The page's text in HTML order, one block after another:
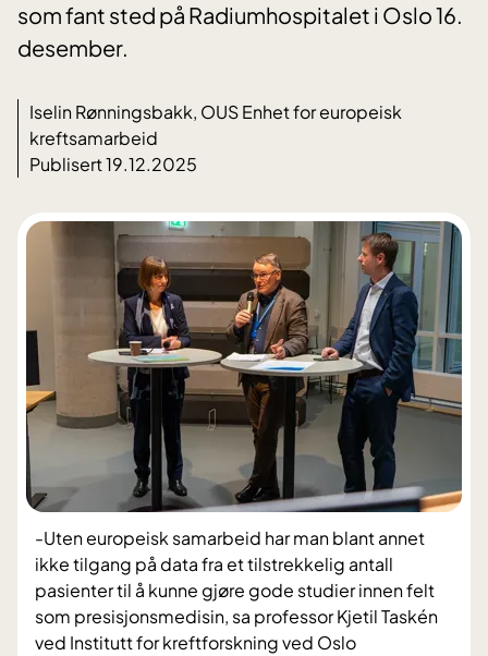
som fant sted på Radiumhospitalet i Oslo 16.
desember.
Iselin Rønningsbakk, OUS Enhet for europeisk
kreftsamarbeid
Publisert 19.12.2025
-Uten europeisk samarbeid har man blant annet
ikke tilgang på data fra et tilstrekkelig antall
pasienter til å kunne gjøre gode studier innen felt
som presisjonsmedisin, sa professor Kjetil Taskén
ved Institutt for kreftforskning ved Oslo